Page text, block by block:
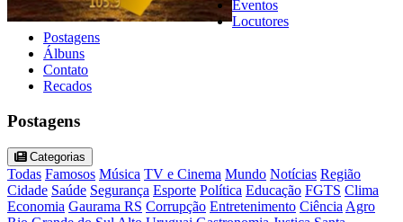
Eventos
Locutores
Postagens
Álbuns
Contato
Recados
Postagens
Categorias
Todas Famosos Música TV e Cinema Mundo Notícias Região
Cidade Saúde Segurança Esporte Política Educação FGTS Clima
Economia Gaurama RS Corrupção Entretenimento CiênciaAgro